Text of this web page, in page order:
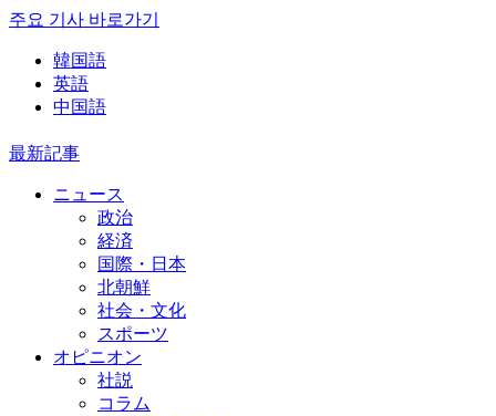
주요 기사 바로가기
韓国語
英語
中国語
最新記事
ニュース
政治
経済
国際・日本
北朝鮮
社会・文化
スポーツ
オピニオン
社説
コラム